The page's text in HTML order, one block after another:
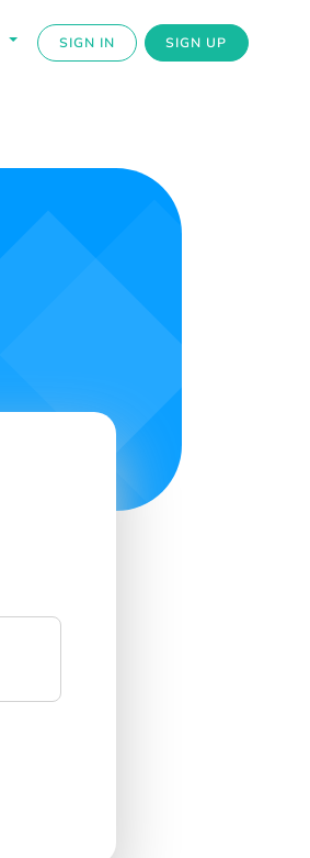
SIGN IN SIGN UP